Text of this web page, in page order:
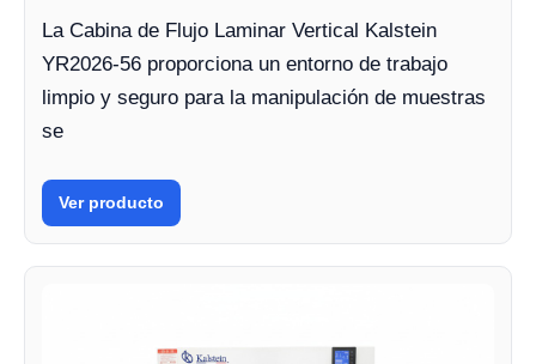
La Cabina de Flujo Laminar Vertical Kalstein
YR2026-56 proporciona un entorno de trabajo
limpio y seguro para la manipulación de muestras
se
Ver producto